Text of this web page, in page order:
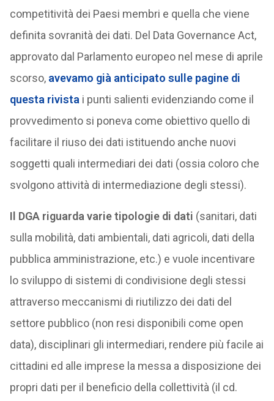
competitività dei Paesi membri e quella che viene
definita sovranità dei dati. Del Data Governance Act,
approvato dal Parlamento europeo nel mese di aprile
scorso, avevamo già anticipato sulle pagine di
questa rivista i punti salienti evidenziando come il
provvedimento si poneva come obiettivo quello di
facilitare il riuso dei dati istituendo anche nuovi
soggetti quali intermediari dei dati (ossia coloro che
svolgono attività di intermediazione degli stessi).
Il DGA riguarda varie tipologie di dati (sanitari, dati
sulla mobilità, dati ambientali, dati agricoli, dati della
pubblica amministrazione, etc.) e vuole incentivare
lo sviluppo di sistemi di condivisione degli stessi
attraverso meccanismi di riutilizzo dei dati del
settore pubblico (non resi disponibili come open
data), disciplinari gli intermediari, rendere più facile ai
cittadini ed alle imprese la messa a disposizione dei
propri dati per il beneficio della collettività (il cd.